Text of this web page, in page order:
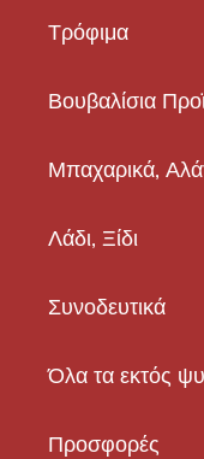
Τρόφιμα
Βουβαλίσια
Μπαχαρικά,
Λάδι, Ξίδι
Συνοδευτικά
Όλα τα εκτός
Προσφορές